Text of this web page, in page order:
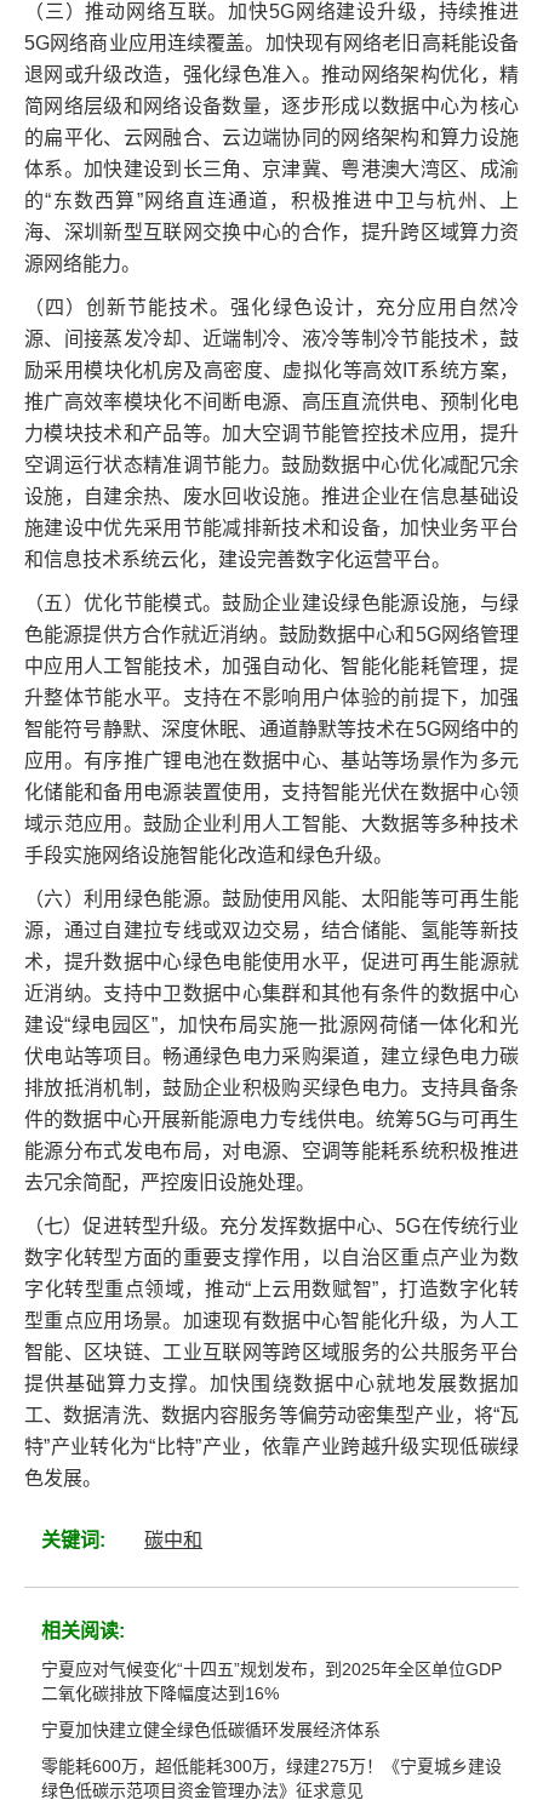
（三）推动网络互联。加快5G网络建设升级，持续推进
5G网络商业应用连续覆盖。加快现有网络老旧高耗能设备
退网或升级改造，强化绿色准入。推动网络架构优化，精
简网络层级和网络设备数量，逐步形成以数据中心为核心
的扁平化、云网融合、云边端协同的网络架构和算力设施
体系。加快建设到长三角、京津冀、粤港澳大湾区、成渝
的“东数西算”网络直连通道，积极推进中卫与杭州、上
海、深圳新型互联网交换中心的合作，提升跨区域算力资
源网络能力。
（四）创新节能技术。强化绿色设计，充分应用自然冷
源、间接蒸发冷却、近端制冷、液冷等制冷节能技术，鼓
励采用模块化机房及高密度、虚拟化等高效IT系统方案，
推广高效率模块化不间断电源、高压直流供电、预制化电
力模块技术和产品等。加大空调节能管控技术应用，提升
空调运行状态精准调节能力。鼓励数据中心优化减配冗余
设施，自建余热、废水回收设施。推进企业在信息基础设
施建设中优先采用节能减排新技术和设备，加快业务平台
和信息技术系统云化，建设完善数字化运营平台。
（五）优化节能模式。鼓励企业建设绿色能源设施，与绿
色能源提供方合作就近消纳。鼓励数据中心和5G网络管理
中应用人工智能技术，加强自动化、智能化能耗管理，提
升整体节能水平。支持在不影响用户体验的前提下，加强
智能符号静默、深度休眠、通道静默等技术在5G网络中的
应用。有序推广锂电池在数据中心、基站等场景作为多元
化储能和备用电源装置使用，支持智能光伏在数据中心领
域示范应用。鼓励企业利用人工智能、大数据等多种技术
手段实施网络设施智能化改造和绿色升级。
（六）利用绿色能源。鼓励使用风能、太阳能等可再生能
源，通过自建拉专线或双边交易，结合储能、氢能等新技
术，提升数据中心绿色电能使用水平，促进可再生能源就
近消纳。支持中卫数据中心集群和其他有条件的数据中心
建设“绿电园区”，加快布局实施一批源网荷储一体化和光
伏电站等项目。畅通绿色电力采购渠道，建立绿色电力碳
排放抵消机制，鼓励企业积极购买绿色电力。支持具备条
件的数据中心开展新能源电力专线供电。统筹5G与可再生
能源分布式发电布局，对电源、空调等能耗系统积极推进
去冗余简配，严控废旧设施处理。
（七）促进转型升级。充分发挥数据中心、5G在传统行业
数字化转型方面的重要支撑作用，以自治区重点产业为数
字化转型重点领域，推动“上云用数赋智”，打造数字化转
型重点应用场景。加速现有数据中心智能化升级，为人工
智能、区块链、工业互联网等跨区域服务的公共服务平台
提供基础算力支撑。加快围绕数据中心就地发展数据加
工、数据清洗、数据内容服务等偏劳动密集型产业，将“瓦
特”产业转化为“比特”产业，依靠产业跨越升级实现低碳绿
色发展。
关键词: 碳中和
相关阅读:
宁夏应对气候变化“十四五”规划发布，到2025年全区单位GDP
二氧化碳排放下降幅度达到16%
宁夏加快建立健全绿色低碳循环发展经济体系
零能耗600万，超低能耗300万，绿建275万！《宁夏城乡建设
绿色低碳示范项目资金管理办法》征求意见